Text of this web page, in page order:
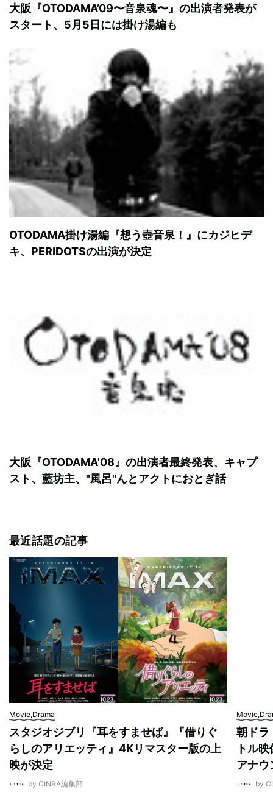
大阪『OTODAMA’09〜音泉魂〜』の出演者発表が
スタート、5月5日には掛け湯編も
OTODAMA掛け湯編『想う壺音泉！』にカジヒデ
キ、PERIDOTSの出演が決定
大阪『OTODAMA'08』の出演者最終発表、キャプ
スト、藍坊主、"風呂"んとアクトにおとぎ話
最近話題の記事
Movie,Drama
スタジオジブリ『耳をすませば』『借りぐ
らしのアリエッティ』4Kリマスター版の上
映が決定
by CINRA編集部
朝ドラ
トル
アナウ
by